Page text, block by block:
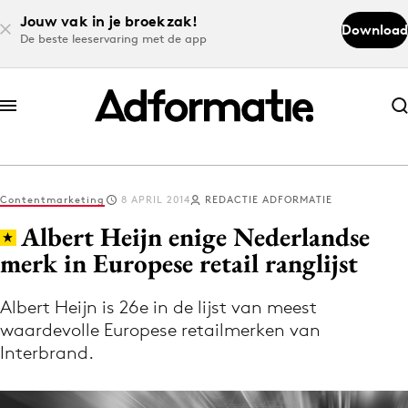
Jouw vak in je broekzak!
De beste leeservaring met de app
Download
Abonneer nu
Abonneer nu
Log in
Download de app
Volg het laatste nieuws via de Adformatie
Nieuws app
Contentmarketing 8 APRIL 2014 REDACTIE ADFORMATIE
Albert Heijn enige Nederlandse
merk in Europese retail ranglijst
Albert Heijn is 26e in de lijst van meest
waardevolle Europese retailmerken van
Interbrand.